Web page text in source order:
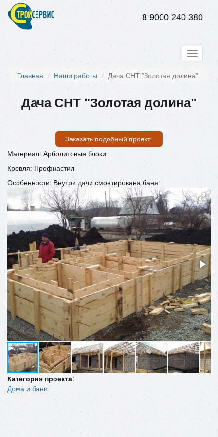
Перейти
основному
8 9000 240 380
Toggle
Главная
Наши работы Дача СНТ "Золотая долина"
Дача СНТ "Золотая долина"
Заказать подобный проект
Материал: Арболитовые блоки
Кровля: Профнастил
Особенности: Внутри дачи смонтирована баня
Категория проекта:
Дома и бани